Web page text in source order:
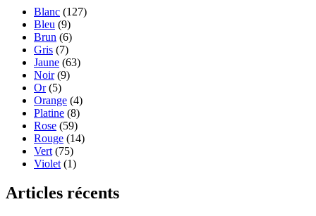
Blanc (127)
Bleu (9)
Brun (6)
Gris (7)
Jaune (63)
Noir (9)
Or (5)
Orange (4)
Platine (8)
Rose (59)
Rouge (14)
Vert (75)
Violet (1)
Articles récents